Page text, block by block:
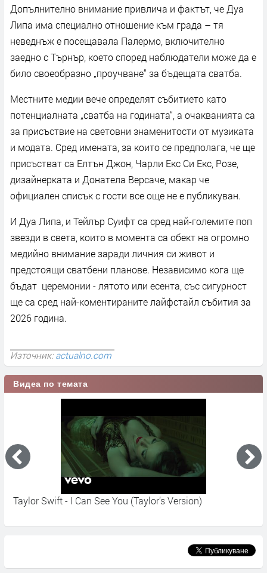
Допълнително внимание привлича и фактът, че Дуа
Липа има специално отношение към града – тя
неведнъж е посещавала Палермо, включително
заедно с Търнър, което според наблюдатели може да е
било своеобразно „проучване“ за бъдещата сватба.
Местните медии вече определят събитието като
потенциалната „сватба на годината“, а очакванията са
за присъствие на световни знаменитости от музиката
и модата. Сред имената, за които се предполага, че ще
присъстват са Елтън Джон, Чарли Екс Си Екс, Розе,
дизайнерката и Донатела Версаче, макар че
официален списък с гости все още не е публикуван.
И Дуа Липа, и Тейлър Суифт са сред най-големите поп
звезди в света, които в момента са обект на огромно
медийно внимание заради личния си живот и
предстоящи сватбени планове. Независимо кога ще
бъдат церемонии - лятото или есента, със сигурност
ще са сред най-коментираните лайфстайл събития за
2026 година.
Източник:actualno.com
Видеа по темата
Taylor Swift - I Can See You (Taylor’s Version)